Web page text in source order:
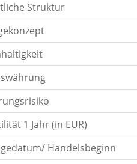
Struktur
1 Jahr (in EUR)
Handelsbeginn